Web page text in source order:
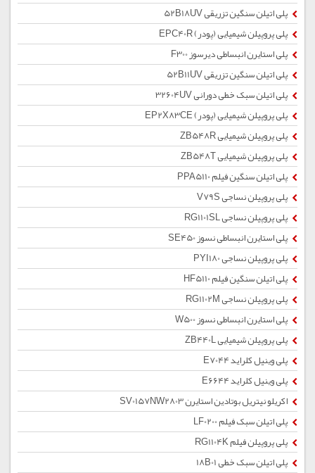
پلی اتیلن سنگین تزریقی 52B18UV
پلی پروپیلن شیمیایی (پودر) EPC40R
پلی استایرن انبساطی دیرسوز F300
پلی اتیلن سنگین تزریقی 52B11UV
پلی اتیلن سبک خطی دورانی 32604UV
پلی پروپیلن شیمیایی (پودر) EP2X83CE
پلی پروپیلن شیمیایی ZB548R
پلی پروپیلن شیمیایی ZB548T
پلی اتیلن سنگین فیلم PPA5110
پلی پروپیلن نساجی V79S
پلی پروپیلن نساجی RG1101SL
پلی استایرن انبساطی نسوز SE450
پلی پروپیلن نساجی PYI180
پلی اتیلن سنگین فیلم HF5110
پلی پروپیلن نساجی RG1102M
پلی استایرن انبساطی نسوز W500
پلی پروپیلن شیمیایی ZB440L
پلی وینیل کلراید E7044
پلی وینیل کلراید E6644
اکریلو نیتریل بوتادین استایرن SV0157NW2803
پلی اتیلن سبک فیلم LF0200
پلی پروپیلن فیلم RG1104K
پلی اتیلن سبک خطی 18B01